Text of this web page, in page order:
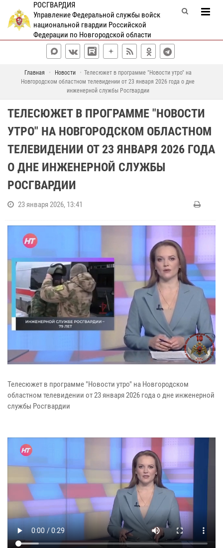
РОСГВАРДИЯ
Управление Федеральной службы войск
национальной гвардии Российской
Федерации по Новгородской области
Главная Новости
Телесюжет в программе "Новости утро" на
Новгородском областном телевидении от 23 января 2026 года о дне
инженерной службы Росгвардии
ТЕЛЕСЮЖЕТ В ПРОГРАММЕ "НОВОСТИ
УТРО" НА НОВГОРОДСКОМ ОБЛАСТНОМ
ТЕЛЕВИДЕНИИ ОТ 23 ЯНВАРЯ 2026 ГОДА
О ДНЕ ИНЖЕНЕРНОЙ СЛУЖБЫ
РОСГВАРДИИ
23 января 2026, 13:41
Телесюжет в программе "Новости утро" на Новгородском
областном телевидении от 23 января 2026 года о дне инженерной
службы Росгвардии